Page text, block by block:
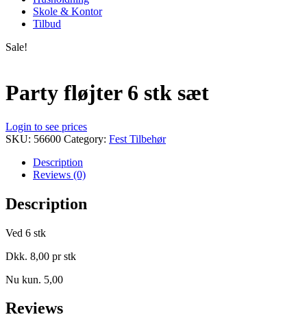
Skole & Kontor
Tilbud
Sale!
Party fløjter 6 stk sæt
Login to see prices
SKU: 56600 Category: Fest Tilbehør
Description
Reviews (0)
Description
Ved 6 stk
Dkk. 8,00 pr stk
Nu kun. 5,00
Reviews